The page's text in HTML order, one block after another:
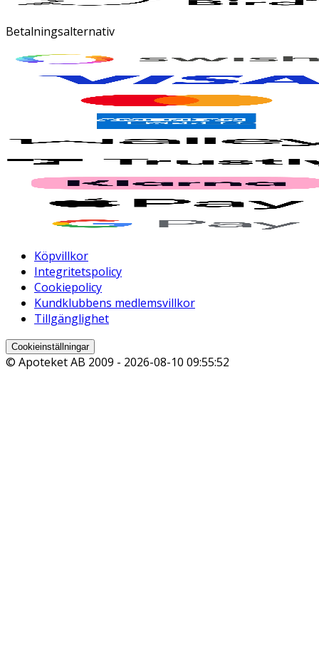
Betalningsalternativ
Köpvillkor
Integritetspolicy
Cookiepolicy
Kundklubbens medlemsvillkor
Tillgänglighet
Cookieinställningar
© Apoteket AB 2009 - 2026-08-10 09:55:52